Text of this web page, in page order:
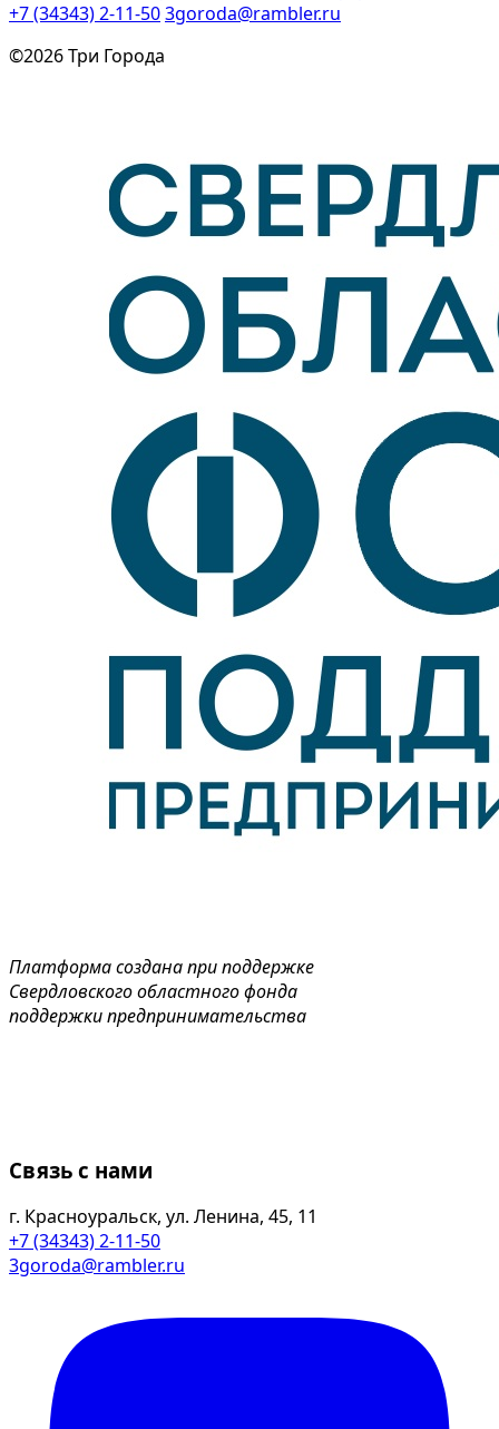
+7 (34343) 2-11-503goroda@rambler.ru
©2026 Три Города
Платформа создана при поддержке
Свердловского областного фонда
поддержки предпринимательства
Связь с нами
г. Красноуральск, ул. Ленина, 45, 11
+7 (34343) 2-11-50
3goroda@rambler.ru